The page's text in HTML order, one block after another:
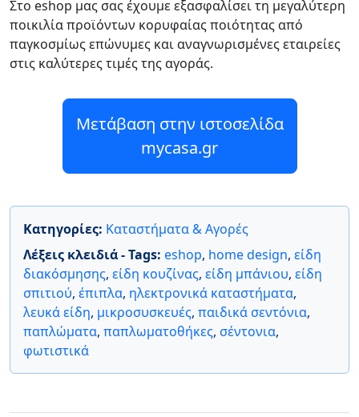
Στο eshop μας σας έχουμε εξασφαλίσει τη μεγαλύτερη
ποικιλία προϊόντων κορυφαίας ποιότητας από
παγκοσμίως επώνυμες και αναγνωρισμένες εταιρείες
στις καλύτερες τιμές της αγοράς.
Μετάβαση στην ιστοσελίδα
mycasa.gr
Κατηγορίες: Καταστήματα & Αγορές
Λέξεις κλειδιά - Tags: eshop, home design, είδη
διακόσμησης, είδη κουζίνας, είδη μπάνιου, είδη
σπιτιού, έπιπλα, ηλεκτρονικά καταστήματα,
λευκά είδη, μικροσυσκευές, παιδικά σεντόνια,
παπλώματα, παπλωματοθήκες, σέντονια,
φωτιστικά